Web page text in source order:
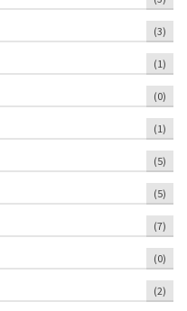
(3)
(1)
(0)
(1)
(5)
(5)
(7)
(0)
(2)